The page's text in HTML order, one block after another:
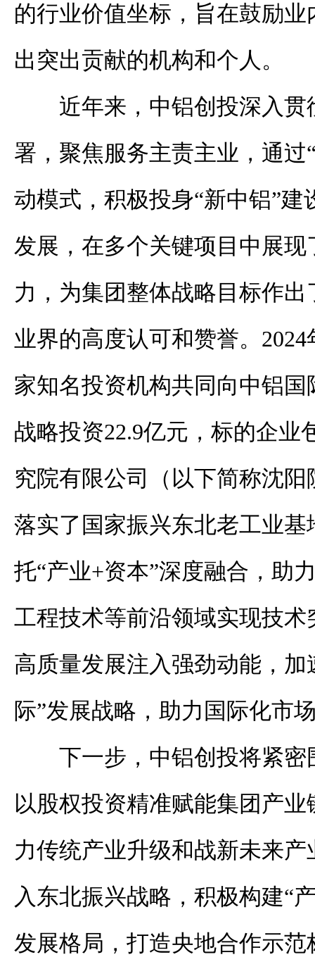
的行业价值坐标，旨在鼓励
出突出贡献的机构和个人。
近年来， 中铝创投深入
署， 聚焦服务主责主业， 通过
动模式，积极投身“新中铝”建
发展 ， 在多个关键项目中展
力，为集团整体战略目标作出
业界的高度认可和赞誉。 2024
家知名投资机构共同向中铝国
战略投资22.9亿元， 标的企业
究院有限公司（以下简称沈
落实了国家振兴东北老工业基
托“产业+资本”深度融合，助
工程技术等前沿领域实现技术
高质量发展注入强劲动能，加
际”发展战略，助力 国际化市
下一步，中铝创投将紧
以股权投资精准赋能集团产
力传统产业升级和战新未来
入东北振兴战略，积极构建“
发展格局，打造央地合作示范